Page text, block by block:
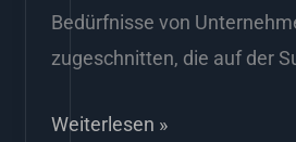
Bedürfnisse von
zugeschnitten, die auf der
Weiterlesen »